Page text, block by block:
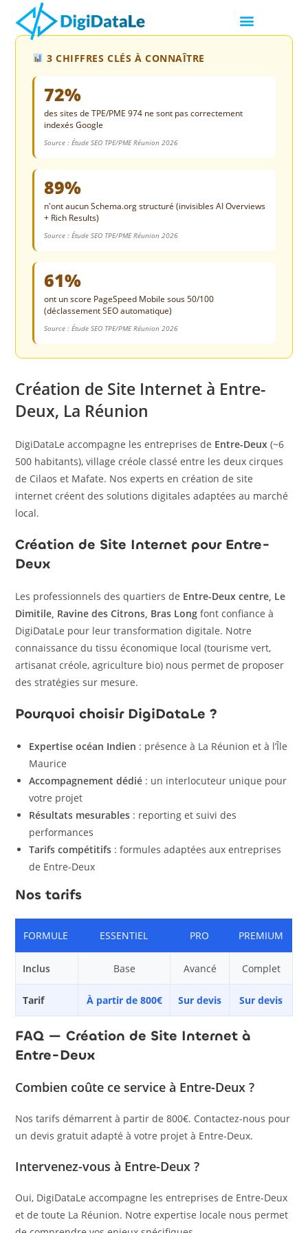
3 CHIFFRES CLÉS À CONNAÎTRE
72%
des sites de TPE/PME 974 ne sont pas correctement
indexés Google
Source : Étude SEO TPE/PME Réunion 2026
89%
n'ont aucun Schema.org structuré (invisibles AI Overviews
+ Rich Results)
Source : Étude SEO TPE/PME Réunion 2026
61%
ont un score PageSpeed Mobile sous 50/100
(déclassement SEO automatique)
Source : Étude SEO TPE/PME Réunion 2026
Création de Site Internet à Entre-
Deux, La Réunion
DigiDataLe accompagne les entreprises de Entre-Deux (~6
500 habitants), village créole classé entre les deux cirques
de Cilaos et Mafate. Nos experts en création de site
internet créent des solutions digitales adaptées au marché
local.
Création de Site Internet pour Entre-
Deux
Les professionnels des quartiers de Entre-Deux centre, Le
Dimitile, Ravine des Citrons, Bras Long font confiance à
DigiDataLe pour leur transformation digitale. Notre
connaissance du tissu économique local (tourisme vert,
artisanat créole, agriculture bio) nous permet de proposer
des stratégies sur mesure.
Pourquoi choisir DigiDataLe ?
Expertise océan Indien : présence à La Réunion et à l’Île
Maurice
Accompagnement dédié : un interlocuteur unique pour
votre projet
Résultats mesurables : reporting et suivi des
performances
Tarifs compétitifs : formules adaptées aux entreprises
de Entre-Deux
Nos tarifs
FORMULE ESSENTIEL PRO PREMIUM
Inclus Base Avancé Complet
Tarif À partir de 800€ Sur devis Sur devis
FAQ — Création de Site Internet à
Entre-Deux
Combien coûte ce service à Entre-Deux ?
Nos tarifs démarrent à partir de 800€. Contactez-nous pour
un devis gratuit adapté à votre projet à Entre-Deux.
Intervenez-vous à Entre-Deux ?
Oui, DigiDataLe accompagne les entreprises de Entre-Deux
et de toute La Réunion. Notre expertise locale nous permet